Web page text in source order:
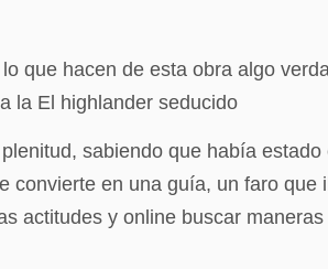
que hacen de esta obra algo
la El highlander seducido
sabiendo que había
en una guía, un faro que
actitudes y online buscar